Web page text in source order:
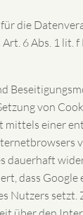
die
6 Abs. 1 lit. f
von
mittels einer
dauerhaft
dass Google
Nutzers setzt.